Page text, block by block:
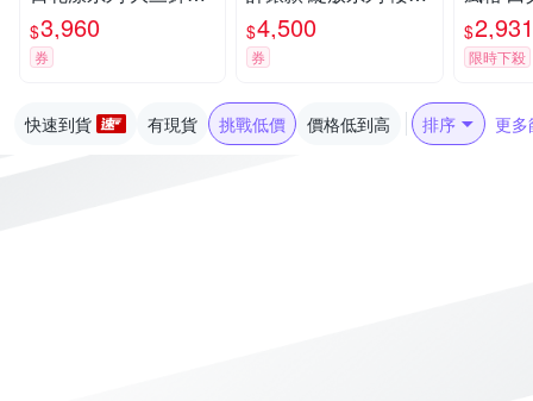
瓷女錶-白x藍/36mm
RT-98-5 七夕寵愛季
送禮推薦
$3,960
券
手錶-粉紫 RT-72-6 七
夕寵愛季 送禮推薦
$4,500
券
氣質
禮物 推
$2,931
限時下殺
快速到貨 有現貨 挑戰低價 價格低到高 排序 更多